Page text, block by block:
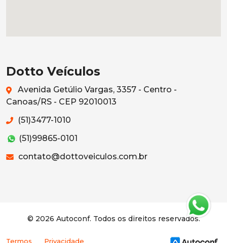
Dotto Veículos
Avenida Getúlio Vargas, 3357 - Centro -
Canoas/RS - CEP 92010013
(51)3477-1010
(51)99865-0101
contato@dottoveiculos.com.br
© 2026 Autoconf. Todos os direitos reservados.
Termos Privacidade